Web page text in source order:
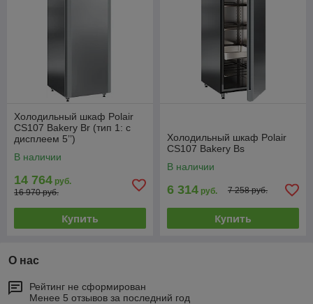
Холодильный шкаф Polair
CS107 Bakery Br (тип 1: с
дисплеем 5’’)
В наличии
14 764 руб.
16 970 руб.
Купить
Холодильный шкаф Polair
CS107 Bakery Bs
В наличии
6 314 руб. 7 258 руб.
Купить
О нас
Рейтинг не сформирован
Менее 5 отзывов за последний год